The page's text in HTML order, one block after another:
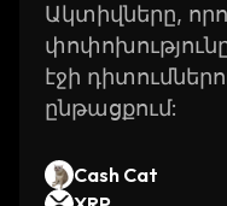
Ակտիվները,
էջի
ընթացքում:
Cash Cat